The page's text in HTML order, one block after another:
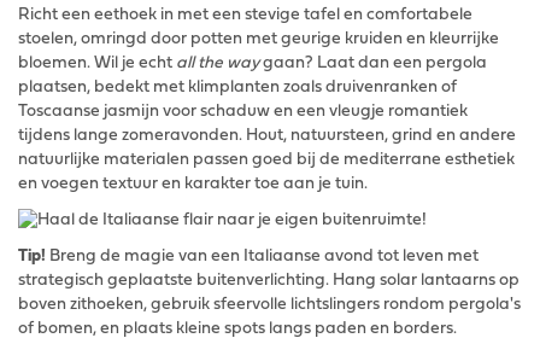
Richt een eethoek in met een stevige tafel en comfortabele
stoelen, omringd door potten met geurige kruiden en kleurrijke
bloemen. Wil je echt all the waygaan? Laat dan een pergola
plaatsen, bedekt met klimplanten zoals druivenranken of
Toscaanse jasmijn voor schaduw en een vleugje romantiek
tijdens lange zomeravonden. Hout, natuursteen, grind en andere
natuurlijke materialen passen goed bij de mediterrane esthetiek
en voegen textuur en karakter toe aan je tuin.
Tip! Breng de magie van een Italiaanse avond tot leven met
strategisch geplaatste buitenverlichting. Hang solar lantaarns op
boven zithoeken, gebruik sfeervolle lichtslingers rondom pergola's
of bomen, en plaats kleine spots langs paden en borders.